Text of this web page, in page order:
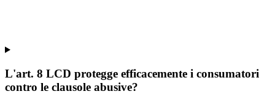
L'art. 8 LCD protegge efficacemente i consumatori
contro le clausole abusive?